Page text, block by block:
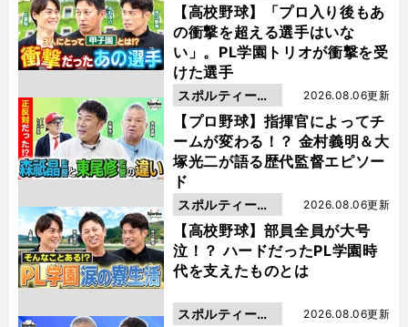
【高校野球】「プロ入り後もあ
の衝撃を超える選手はいな
い」。PL学園トリオが衝撃を受
けた選手
動画
【プロ野球】指揮官によってチ
ームが変わる！？ 金村義明＆大
塚光二が語る歴代監督エピソー
ド
2026.08.06更新
スポルティーバ
動画
【高校野球】部員全員が大号
泣！？ ハードだったPL学園時
代を支えたものとは
2026.08.06更新
スポルティーバ
動画
2026.08.06更新
スポルティーバ